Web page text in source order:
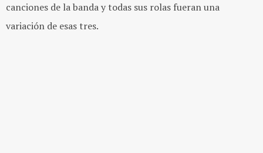
canciones de la banda y todas sus rolas fueran una
variación de esas tres.